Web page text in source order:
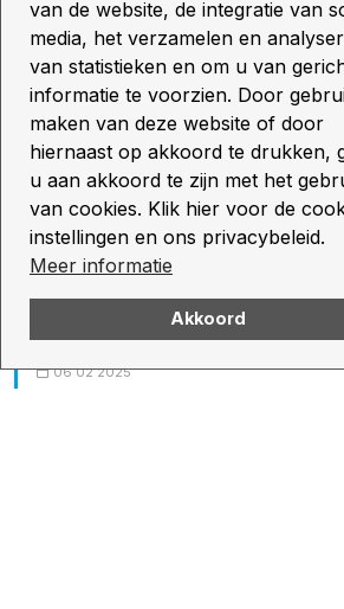
van de website, de integratie van
media, het verzamelen en
van statistieken en om u van
informatie te voorzien. Door
maken van deze website of door
hiernaast op akkoord te drukken,
u aan akkoord te zijn met het
van cookies. Klik hier voor de
instellingen en ons privacybeleid.
Meer informatie
Akkoord
Betonproducten voor
veilig en snel leverbaar!
06 02 2025